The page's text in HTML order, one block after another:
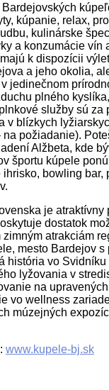
kúpanie, relax,
kulinárske
a konzumácie vín
k dispozícii
a jeho okolia,
jedinečnom
plného
služby sú za
v blízkych
na požiadanie).
Alžbeta, kde
športu kúpele
ihrisko, bowling bar,
je atraktívny
dostatok
atrakciám
mesto Bardejov s
história vo Svidníku
lyžovania v
na
vo wellness
múzejných
www.kupele-bj.sk